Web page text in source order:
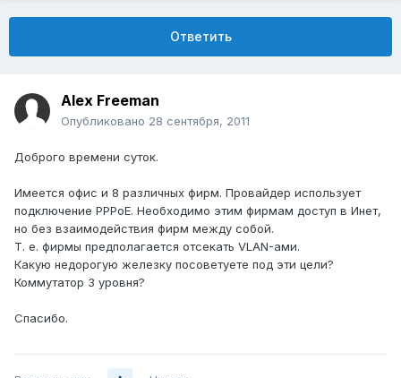
Ответить
Alex Freeman
Опубликовано 28 сентября, 2011
Доброго времени суток.
Имеется офис и 8 различных фирм. Провайдер использует
подключение PPPoE. Необходимо этим фирмам доступ в Инет,
но без взаимодействия фирм между собой.
Т. е. фирмы предполагается отсекать VLAN-ами.
Какую недорогую железку посоветуете под эти цели?
Коммутатор 3 уровня?
Спасибо.